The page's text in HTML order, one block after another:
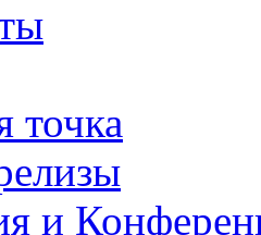
точка
и